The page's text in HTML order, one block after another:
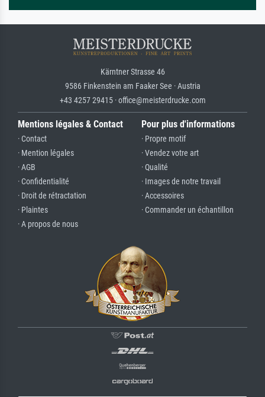
Kärntner Strasse 46
9586 Finkenstein am Faaker See · Austria
+43 4257 29415 · office@meisterdrucke.com
Mentions légales & Contact
· Contact
· Mention légales
· AGB
· Confidentialité
· Droit de rétractation
· Plaintes
· A propos de nous
Pour plus d'informations
· Propre motif
· Vendez votre art
· Qualité
· Images de notre travail
· Accessoires
· Commander un échantillon